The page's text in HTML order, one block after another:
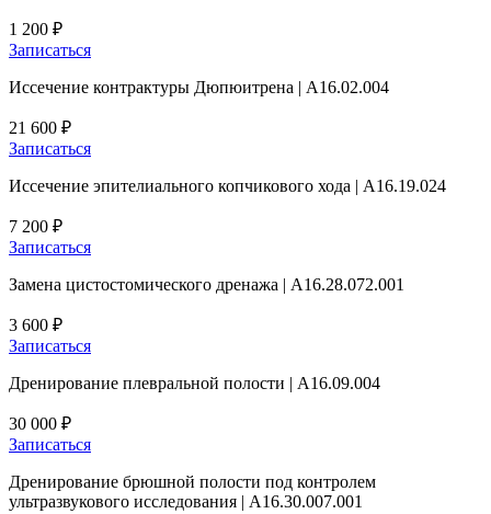
1 200 ₽
Записаться
Иссечение контрактуры Дюпюитрена | A16.02.004
21 600 ₽
Записаться
Иссечение эпителиального копчикового хода | A16.19.024
7 200 ₽
Записаться
Замена цистостомического дренажа | A16.28.072.001
3 600 ₽
Записаться
Дренирование плевральной полости | A16.09.004
30 000 ₽
Записаться
Дренирование брюшной полости под контролем
ультразвукового исследования | A16.30.007.001